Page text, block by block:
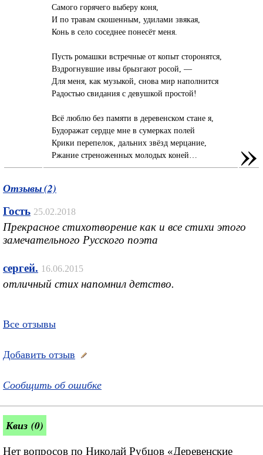
Самого горячего выберу коня,
И по травам скошенным, удилами звякая,
Конь в село соседнее понесёт меня.
Пусть ромашки встречные от копыт сторонятся,
Вздрогнувшие ивы брызгают росой, —
Для меня, как музыкой, снова мир наполнится
Радостью свидания с девушкой простой!
Всё люблю без памяти в деревенском стане я,
Будоражат сердце мне в сумерках полей
Крики перепелок, дальних звёзд мерцание,
Ржание стреноженных молодых коней…
»
Отзывы (2)
Гость 25.02.2018
Прекрасное стихотворение как и все стихи этого
замечательного Русского поэта
сергей. 16.06.2015
отличный стих напомнил детство.
Все отзывы
Добавить отзыв
Сообщить об ошибке
Квиз (0)
Нет вопросов по Николай Рубцов «Деревенские